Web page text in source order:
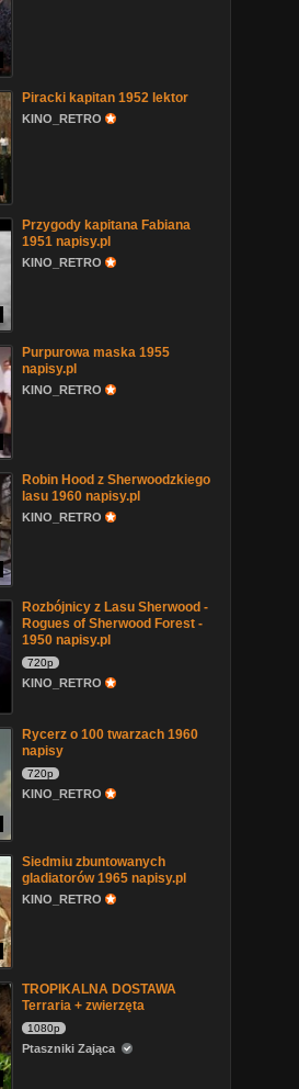
Piracki kapitan 1952 lektor
KINO_RETRO
Przygody kapitana Fabiana
1951 napisy.pl
KINO_RETRO
Purpurowa maska 1955
napisy.pl
KINO_RETRO
Robin Hood z Sherwoodzkiego
lasu 1960 napisy.pl
KINO_RETRO
Rozbójnicy z Lasu Sherwood -
Rogues of Sherwood Forest -
1950 napisy.pl
720p
KINO_RETRO
Rycerz o 100 twarzach 1960
napisy
720p
KINO_RETRO
Siedmiu zbuntowanych
gladiatorów 1965 napisy.pl
KINO_RETRO
TROPIKALNA DOSTAWA
Terraria + zwierzęta
1080p
Ptaszniki Zająca